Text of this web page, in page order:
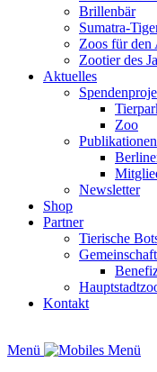
Brillenbär
Sumatra-
Zoos für den
Zootier des
Aktuelles
Zoo
Publikationen
Newsletter
Shop
Partner
Tierische
Kontakt
Menü